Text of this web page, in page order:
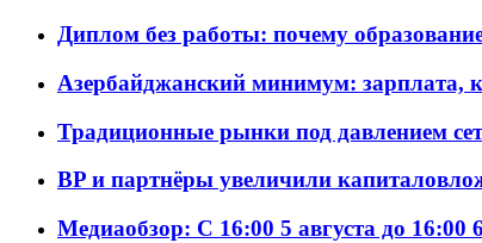
Диплом без работы: почему
Азербайджанский минимум: зарплата,
Традиционные рынки под давлением
BP и партнёры увеличили
Медиаобзор: С 16:00 5 августа до 16:00